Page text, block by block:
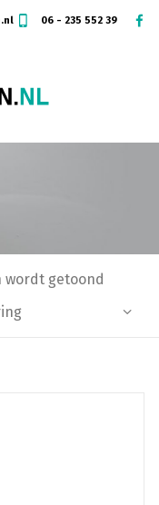
06 - 235 552 39
wordt getoond